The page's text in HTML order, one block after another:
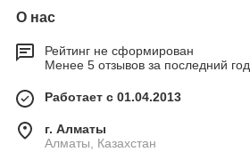
О нас
Рейтинг не сформирован
Менее 5 отзывов за последний год
Работает с 01.04.2013
г. Алматы
Алматы, Казахстан